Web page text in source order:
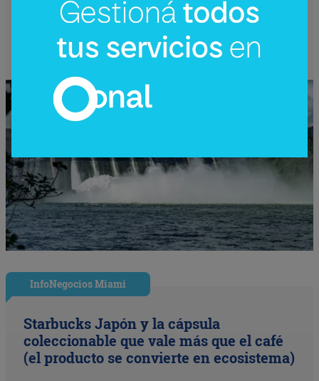
Corpus Christi (un proyecto de US$
4.200 millones)
InfoNegocios Miami
Starbucks Japón y la cápsula
coleccionable que vale más que el café
(el producto se convierte en ecosistema)